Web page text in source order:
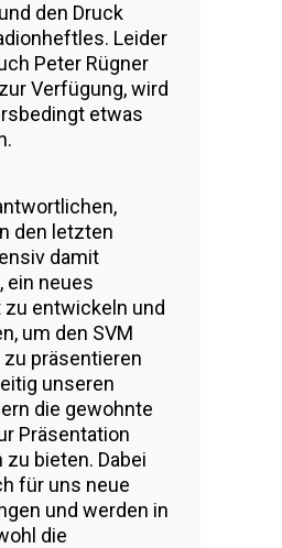
den Druck
Leider
Peter Rügner
Verfügung, wird
etwas
den letzten
damit
ein neues
entwickeln und
um den SVM
zu präsentieren
unseren
die gewohnte
Präsentation
zu bieten. Dabei
für uns neue
und werden in
die